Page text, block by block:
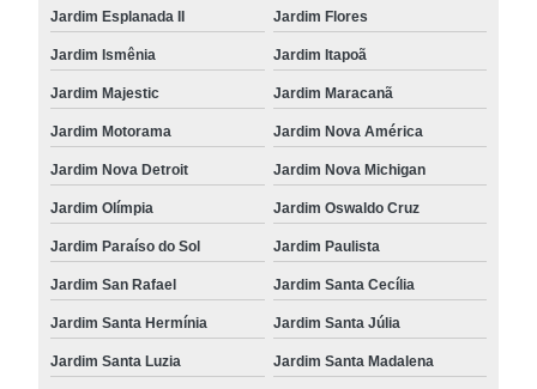
Jardim Esplanada II Jardim Flores
Jardim Ismênia Jardim Itapoã
Jardim Majestic Jardim Maracanã
Jardim Motorama Jardim Nova América
Jardim Nova Detroit Jardim Nova Michigan
Jardim Olímpia Jardim Oswaldo Cruz
Jardim Paraíso do Sol Jardim Paulista
Jardim San Rafael Jardim Santa Cecília
Jardim Santa Hermínia Jardim Santa Júlia
Jardim Santa Luzia Jardim Santa Madalena